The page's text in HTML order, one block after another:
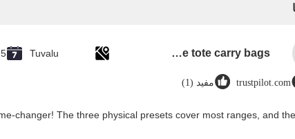
custom single bottle packaging paper wine gift glass bag 2 bottle black wine tote carry bags
Tuvalu
trustpilot.com مفید (1)
changer! The three physical presets cover most ranges, and the